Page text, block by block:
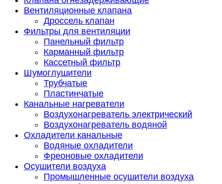
Вентиляционные клапана
Дроссель клапан
Фильтры для вентиляции
Панельный фильтр
Карманный фильтр
Кассетный фильтр
Шумоглушители
Трубчатые
Пластинчатые
Канальные нагреватели
Воздухонагреватель электрический
Воздухонагреватель водяной
Охладители канальные
Водяные охладители
Фреоновые охладители
Осушители воздуха
Промышленные осушители воздуха